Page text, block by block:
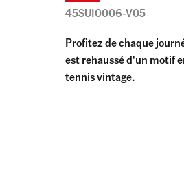
45SUI0006-V05
Profitez de chaque
est rehaussé d'un motif
tennis vintage.